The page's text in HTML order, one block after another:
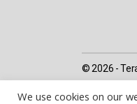
© 2026 -
We use cookies on our